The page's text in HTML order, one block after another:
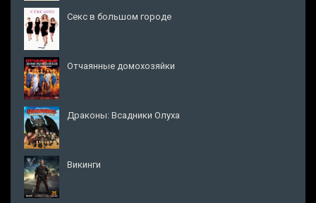
Секс в большом городе
Отчаянные домохозяйки
Драконы: Всадники Олуха
Викинги